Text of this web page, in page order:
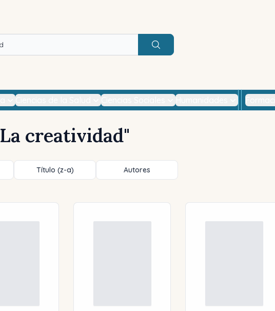
Buscar
La creatividad"
Título (z-a) Autores